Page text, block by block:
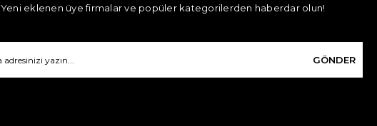
Yeni eklenen üye firmalar ve popüler kategorilerden haberdar olun!
GÖNDER